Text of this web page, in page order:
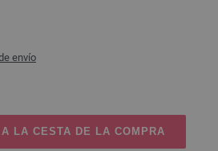
envío
A LA CESTA DE LA COMPRA